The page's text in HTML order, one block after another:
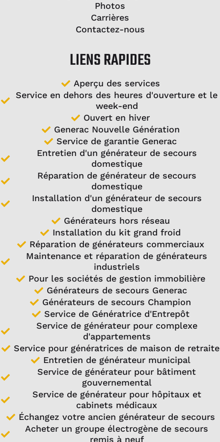
Photos
Carrières
Contactez-nous
LIENS RAPIDES
Aperçu des services
Service en dehors des heures d'ouverture et le
week-end
Ouvert en hiver
Generac Nouvelle Génération
Service de garantie Generac
Entretien d'un générateur de secours
domestique
Réparation de générateur de secours
domestique
Installation d'un générateur de secours
domestique
Générateurs hors réseau
Installation du kit grand froid
Réparation de générateurs commerciaux
Maintenance et réparation de générateurs
industriels
Pour les sociétés de gestion immobilière
Générateurs de secours Generac
Générateurs de secours Champion
Service de Génératrice d'Entrepôt
Service de générateur pour complexe
d'appartements
Service pour génératrices de maison de retraite
Entretien de générateur municipal
Service de générateur pour bâtiment
gouvernemental
Service de générateur pour hôpitaux et
cabinets médicaux
Échangez votre ancien générateur de secours
Acheter un groupe électrogène de secours
remis à neuf